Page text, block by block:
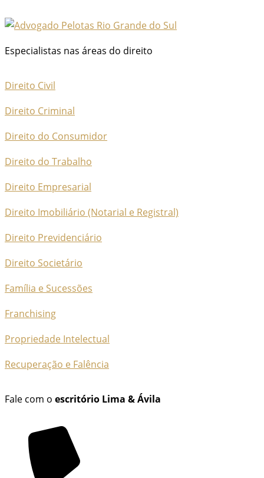
Especialistas nas áreas do direito
Direito Civil
Direito Criminal
Direito do Consumidor
Direito do Trabalho
Direito Empresarial
Direito Imobiliário (Notarial e Registral)
Direito Previdenciário
Direito Societário
Família e Sucessões
Franchising
Propriedade Intelectual
Recuperação e Falência
Fale com o escritório Lima & Ávila